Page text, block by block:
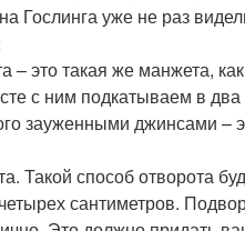
Гослинга уже не раз
– это такая же манжета,
с ним подкатываем в
зауженными джинсами –
Такой способ отворота
сантиметров.